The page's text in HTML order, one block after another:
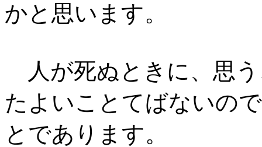
かと思います。
人が死ぬときに、思
たよいことてばないの
とであります。